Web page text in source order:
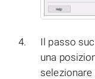
Il passo
una